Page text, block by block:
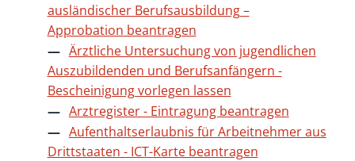
ausländischer Berufsausbildung –
Approbation beantragen
Ärztliche Untersuchung von jugendlichen
Auszubildenden und Berufsanfängern -
Bescheinigung vorlegen lassen
Arztregister - Eintragung beantragen
Aufenthaltserlaubnis für Arbeitnehmer aus
Drittstaaten - ICT-Karte beantragen